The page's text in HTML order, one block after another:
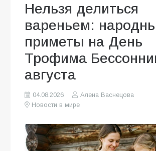
Нельзя делиться
вареньем:
приметы на День
Трофима
августа
04.08.2026
Алена Васнецова
Новости в мире